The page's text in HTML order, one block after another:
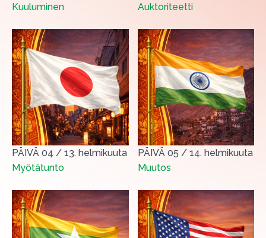
Kuuluminen
Auktoriteetti
PÄIVÄ 04 / 13. helmikuuta
Myötätunto
PÄIVÄ 05 / 14. helmikuuta
Muutos